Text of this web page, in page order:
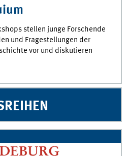
stellen junge Forschende
und Fragestellungen der
vor und diskutieren